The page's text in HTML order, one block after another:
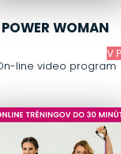
POWER WOMAN
line video program
V